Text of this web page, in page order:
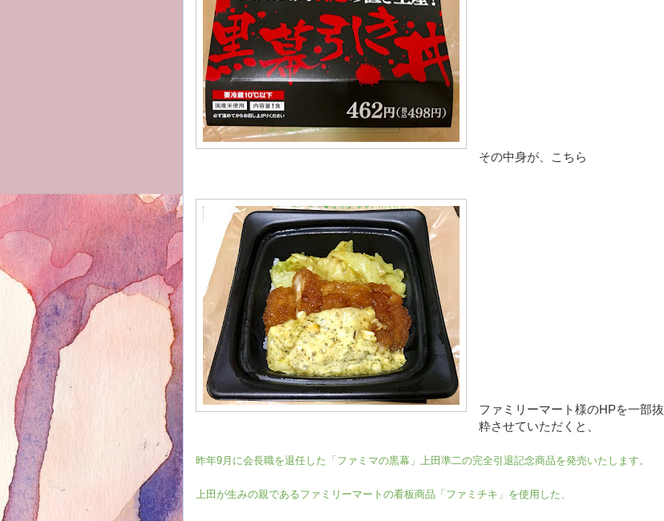
その中身が、こちら
ファミリーマート様のHPを一部抜
粋させていただくと、
昨年9月に会長職を退任した「ファミマの黒幕」上田準二の完全引退記念商品を発売いたします。
上田が生みの親であるファミリーマートの看板商品「ファミチキ」を使用した、